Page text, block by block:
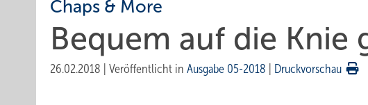
Chaps & More
Bequem auf die Knie
26.02.2018 Veröffentlicht in Ausgabe 05-2018 Druckvorschau